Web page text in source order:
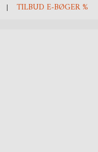
TILBUD E-BØGER %